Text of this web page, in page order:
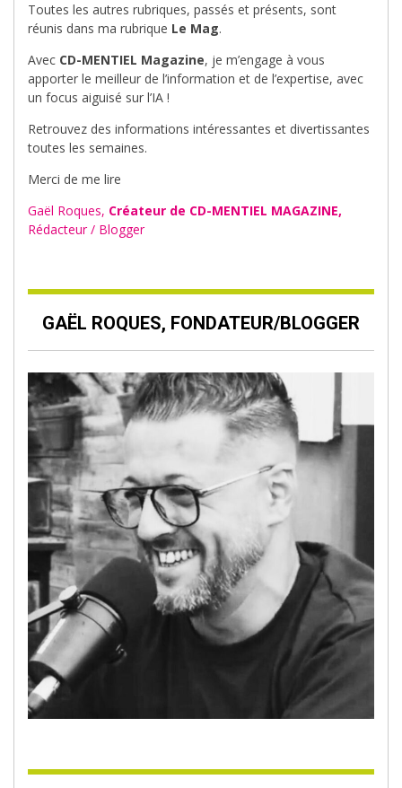
Toutes les autres rubriques, passés et présents, sont
réunis dans ma rubrique Le Mag.
Avec CD-MENTIEL Magazine, je m’engage à vous
apporter le meilleur de l’information et de l’expertise, avec
un focus aiguisé sur l’IA !
Retrouvez des informations intéressantes et divertissantes
toutes les semaines.
Merci de me lire
Gaël Roques, Créateur de CD-MENTIEL MAGAZINE,
Rédacteur / Blogger
GAËL ROQUES, FONDATEUR/BLOGGER